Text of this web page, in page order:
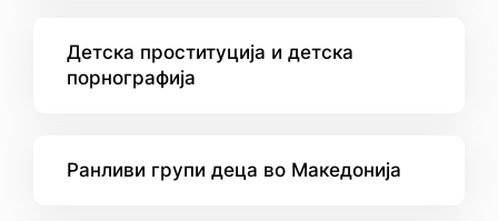
Детска проституција и детска
порнографија
Ранливи групи деца во Македонија